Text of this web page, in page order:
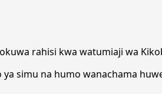
rahisi kwa watumiaji wa
simu na humo wanachama